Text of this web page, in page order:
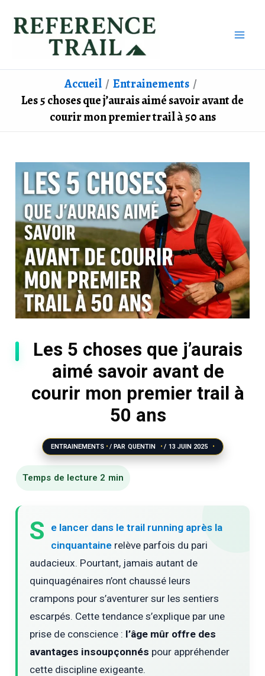
Accueil
Entrainements
Les 5 choses que j’aurais aimé savoir avant de
courir mon premier trail à 50 ans
Les 5 choses que j’aurais
aimé savoir avant de
courir mon premier trail à
50 ans
ENTRAINEMENTS / PAR QUENTIN / 13 JUIN 2025
S
e lancer dans le trail running après la
cinquantaine relève parfois du pari
audacieux. Pourtant, jamais autant de
quinquagénaires n’ont chaussé leurs
crampons pour s’aventurer sur les sentiers
escarpés. Cette tendance s’explique par une
prise de conscience : l’âge mûr offre des
avantages insoupçonnés pour appréhender
cette discipline exigeante.